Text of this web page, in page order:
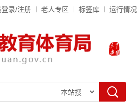
登录/注册 老人专区 标签库 运行情况